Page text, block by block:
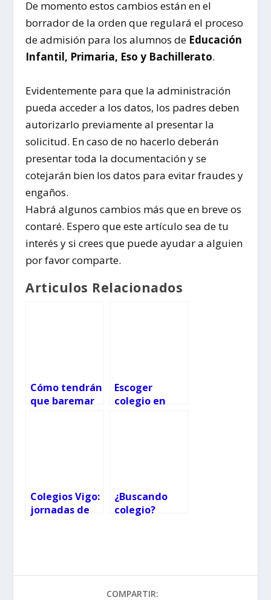
De momento estos cambios están en el
borrador de la orden que regulará el proceso
de admisión para los alumnos de Educación
Infantil, Primaria, Eso y Bachillerato.
Evidentemente para que la administración
pueda acceder a los datos, los padres deben
autorizarlo previamente al presentar la
solicitud. En caso de no hacerlo deberán
presentar toda la documentación y se
cotejarán bien los datos para evitar fraudes y
engaños.
Habrá algunos cambios más que en breve os
contaré. Espero que este artículo sea de tu
interés y si crees que puede ayudar a alguien
por favor comparte.
Articulos Relacionados
Cómo tendrán
que baremar
Escoger
colegio en
Colegios Vigo:
jornadas de
¿Buscando
colegio?
COMPARTIR: